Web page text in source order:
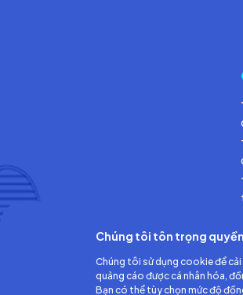
Công ty TNHH Ắc quy GS Việt
Chúng tôi tôn trọng
Chúng tôi sử dụng cookie để cải
quảng cáo được cá nhân hóa,
Bạn có thể tùy chọn mức độ